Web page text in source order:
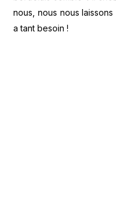
nous, nous nous
a tant besoin !